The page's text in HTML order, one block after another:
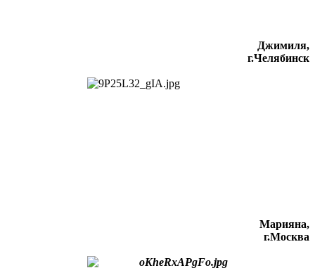
Джимиля,
г.Челябинск
Марияна,
г.Москва